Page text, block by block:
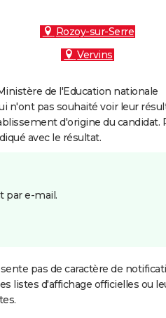
Rozoy-sur-Serre
Vervins
de l'Education nationale
n'ont pas souhaité voir leur
d'origine du candidat.
avec le résultat.
par e-mail.
pas de caractère de
listes d'affichage officielles ou